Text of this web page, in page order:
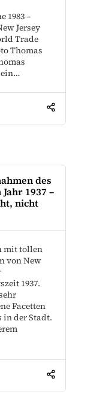
1983 –
Jersey
Trade
Thomas
des
1937 –
nicht
mit tollen
von New
1937.
Facetten
in der Stadt.